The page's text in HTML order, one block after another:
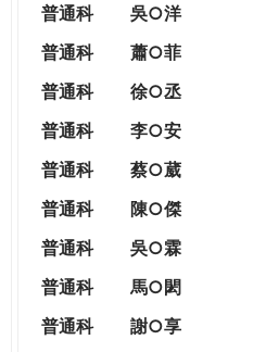
CITIZENSHIP
普通科 吳○洋
普通科
蕭○菲
普通科
徐○丞
普通科
李○安
普通科
蔡○葳
普通科
陳○傑
普通科
吳○霖
普通科
馬○閎
普通科
謝○享